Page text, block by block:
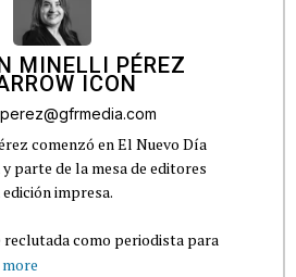
MINELLI PÉREZ
comenzó en El Nuevo Día
parte de la mesa de editores
impresa.
reclutada como periodista para
more